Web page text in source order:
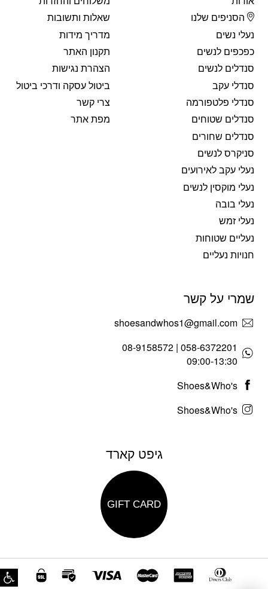
הסניפים שלנו
נעלי נשים
כפכפים לנשים
סנדלים לנשים
סנדלי עקב
סנדלי פלטפורמה
סנדלים שטוחים
סנדלים שחורים
סניקרס לנשים
נעלי עקב לאירועים
נעלי מוקסין לנשים
נעלי בובה
נעלי זמש
נעליים שטוחות
חנויות נעליים
שאלות ותשובות
מדריך מידות
תקנון האתר
הצהרת נגישות
ביטול עסקה ודרכי ביטול
צרי קשר
מפת אתר
שמרי על קשר
shoesandwhos1@gmail.com
058-6372201 | 08-9158572
09:00-13:30
Shoes&Who's
Shoes&Who's
גיפט קארד
GIFT CARD